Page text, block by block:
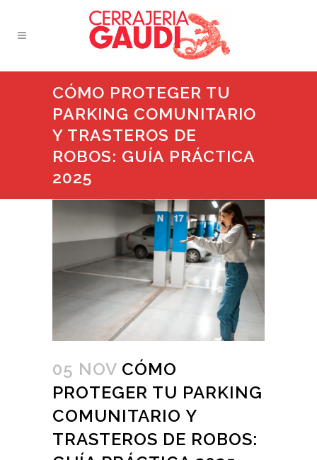
CÓMO PROTEGER TU
PARKING COMUNITARIO
Y TRASTEROS DE
ROBOS: GUÍA PRÁCTICA
2025
05 NOV CÓMO
PROTEGER TU PARKING
COMUNITARIO Y
TRASTEROS DE ROBOS: